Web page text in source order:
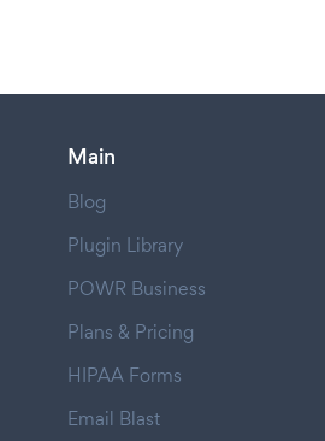
Main
Blog
Plugin Library
POWR Business
Plans & Pricing
HIPAA Forms
Email Blast